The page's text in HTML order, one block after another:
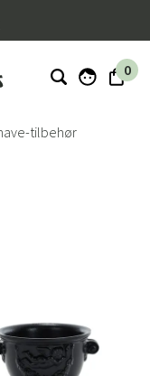
0
tilbehør